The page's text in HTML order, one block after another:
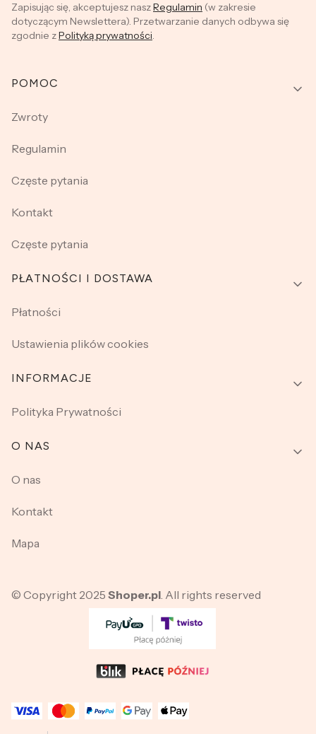
Zapisując się, akceptujesz naszRegulamin (w zakresie
dotyczącym Newslettera). Przetwarzanie danych odbywa się
zgodnie zPolityką prywatności.
Linki w stopce
POMOC
Zwroty
Regulamin
Częste pytania
Kontakt
Częste pytania
PŁATNOŚCI I DOSTAWA
Płatności
Ustawienia plików cookies
INFORMACJE
Polityka Prywatności
O NAS
O nas
Kontakt
Mapa
© Copyright 2025 Shoper.pl. All rights reserved